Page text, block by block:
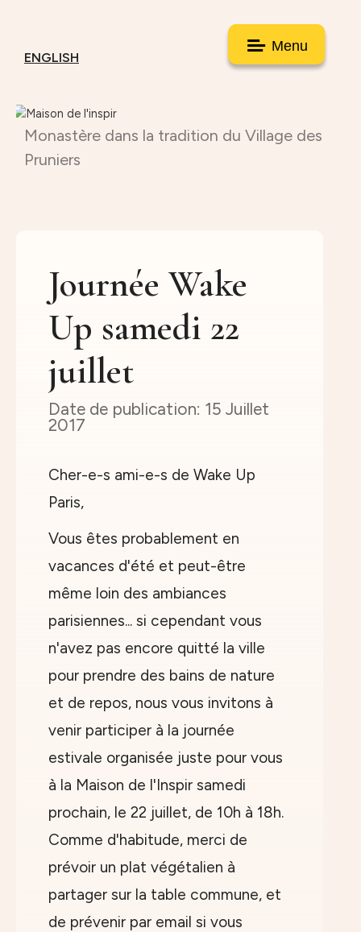
Menu
ENGLISH
Monastère dans la tradition du Village des
Pruniers
Journée Wake
Up samedi 22
juillet
15 Juillet
2017
Cher-e-s ami-e-s de Wake Up
Paris,
Vous êtes probablement en
vacances d'été et peut-être
même loin des ambiances
parisiennes... si cependant vous
n'avez pas encore quitté la ville
pour prendre des bains de nature
et de repos, nous vous invitons à
venir participer à la journée
estivale organisée juste pour vous
à la Maison de l'Inspir samedi
prochain, le 22 juillet, de 10h à 18h.
Comme d'habitude, merci de
prévoir un plat végétalien à
partager sur la table commune, et
de prévenir par email si vous